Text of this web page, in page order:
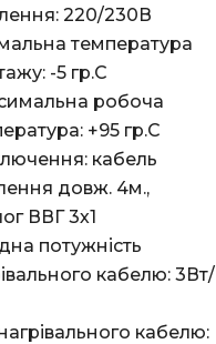
220/230В
температура
-5 гр.С
робоча
+95 гр.С
кабель
довж. 4м.,
ВВГ 3х1
потужність
кабелю: 3Вт/
кабелю: